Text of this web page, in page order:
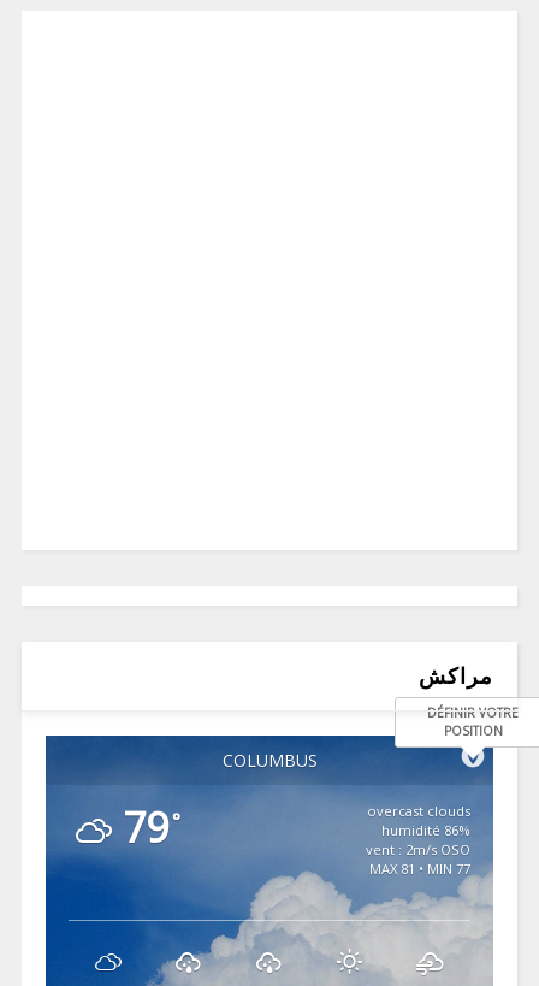
مراكش
COLUMBUS
DÉFINIR VOTRE
POSITION
79°
overcast clouds
86% humidité
vent : 2m/s OSO
MAX 81 • MIN 77